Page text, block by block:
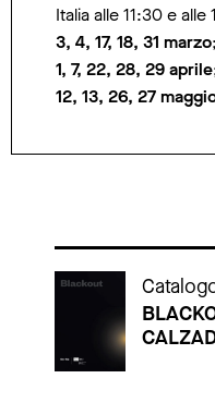
Italia alle 11:30 e
3, 4, 17, 18, 31 marzo;
1, 7, 22, 28, 29 aprile
12, 13, 26, 27
Cataloghi della